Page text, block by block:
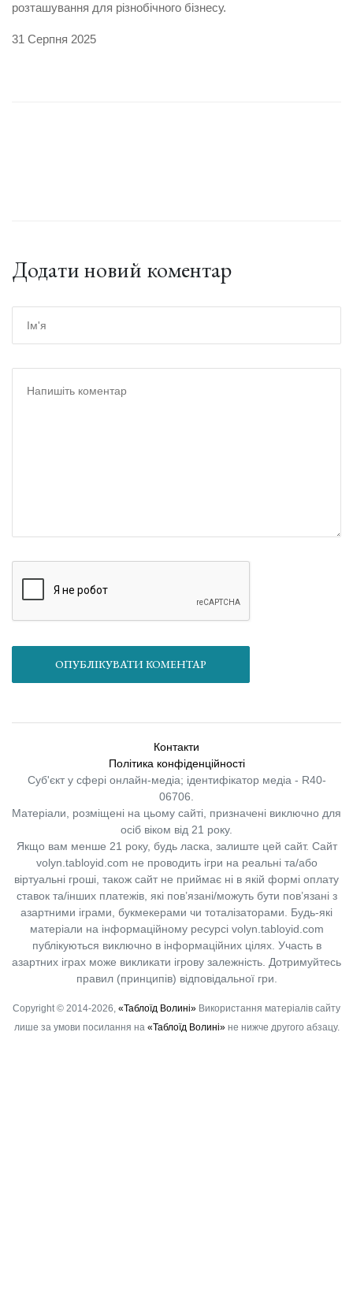
розташування для різнобічного бізнесу.
31 Серпня 2025
Додати новий коментар
ОПУБЛІКУВАТИ КОМЕНТАР
Контакти
Політика конфіденційності
Суб'єкт у сфері онлайн-медіа; ідентифікатор медіа - R40-
06706.
Матеріали, розміщені на цьому сайті, призначені виключно для
осіб віком від 21 року.
Якщо вам менше 21 року, будь ласка, залиште цей сайт. Сайт
volyn.tabloyid.com не проводить ігри на реальні та/або
віртуальні гроші, також сайт не приймає ні в якій формі оплату
ставок та/інших платежів, які пов’язані/можуть бути пов’язані з
азартними іграми, букмекерами чи тоталізаторами. Будь-які
матеріали на інформаційному ресурсі volyn.tabloyid.com
публікуються виключно в інформаційних цілях. Участь в
азартних іграх може викликати ігрову залежність. Дотримуйтесь
правил (принципів) відповідальної гри.
Copyright © 2014-2026, «Таблоїд Волині» Використання матеріалів сайту
лише за умови посилання на «Таблоїд Волині»не нижче другого абзацу.